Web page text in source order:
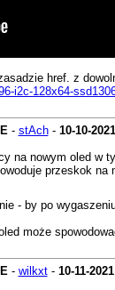
href. z
i2c-128x64-
- stAch- 10-10-2021
na nowym oled w
przeskok na
- by po
może
- wilkxt- 10-11-2021